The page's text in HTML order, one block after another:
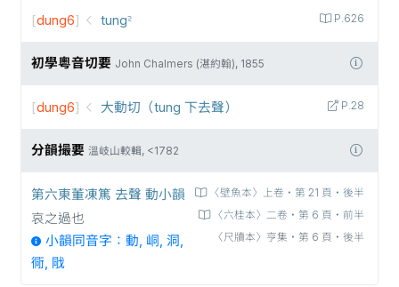
P.626
[dung6] tung꜅
初學粵音切要 John Chalmers (湛約翰), 1855
P.28
[dung6] 大動切（tung 下去聲）
分韻撮要 溫岐山較輯, <1782
〈壁魚本〉上卷‧第 21 頁‧後半
〈六桂本〉二卷‧第 6 頁‧前半
〈尺牘本〉亨集‧第 6 頁‧後半
第六東董凍篤 去聲 動小韻
哀之過也
小韻同音字：動, 峒, 洞,
衕, 戙